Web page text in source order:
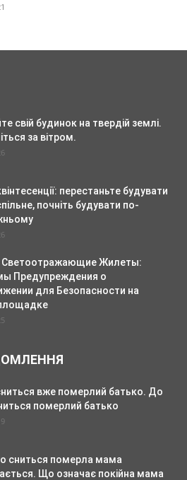
свій будинок на твердій землі.
за вітром.
перестаньте будувати
почніть будувати по-
Жилеты:
Предупреждения о
для Безопасности на
вже померлий батько. До
померлий батько
сниться померла мама
Що означає покійна мама